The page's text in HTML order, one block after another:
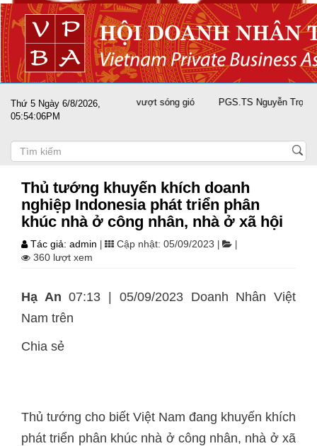
Thứ 5 Ngày 6/8/2026,
05:54:07PM
cánh cùng doanh nghiệp vượt sóng gió PGS.TS Nguyễn Trọng
Thủ tướng khuyến khích doanh
nghiệp Indonesia phát triển phân
khúc nhà ở công nhân, nhà ở xã hội
Tác giả: admin Cập nhật: 05/09/2023
360 lượt xem
Hạ An 07:13 | 05/09/2023 Doanh Nhân Việt
Nam trên
Chia sẻ
Thủ tướng cho biết Việt Nam đang khuyến khích
phát triển phân khúc nhà ở công nhân, nhà ở xã